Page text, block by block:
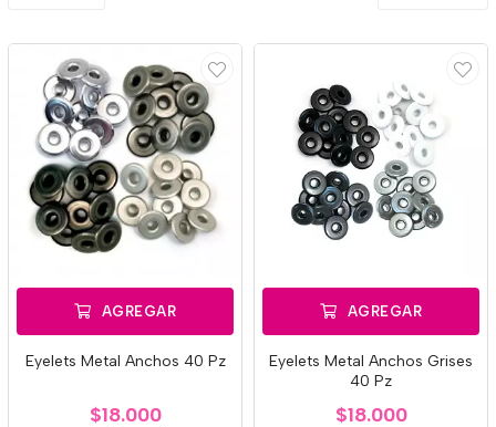
AGREGAR
Eyelets Metal Anchos 40 Pz
$18.000
AGREGAR
Eyelets Metal Anchos Grises
40 Pz
$18.000